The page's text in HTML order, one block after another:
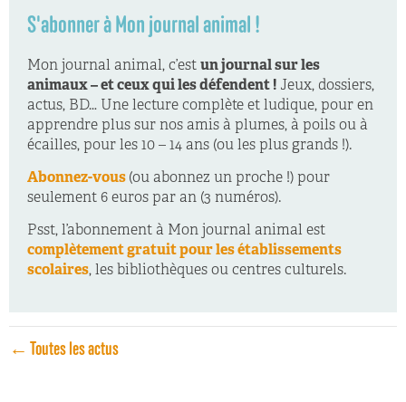
S'abonner à Mon journal animal !
Mon journal animal, c’est un journal sur les
animaux – et ceux qui les défendent ! Jeux, dossiers,
actus, BD… Une lecture complète et ludique, pour en
apprendre plus sur nos amis à plumes, à poils ou à
écailles, pour les 10 – 14 ans (ou les plus grands !).
Abonnez-vous (ou abonnez un proche !) pour
seulement 6 euros par an (3 numéros).
Psst, l’abonnement à Mon journal animal est
complètement gratuit pour les établissements
scolaires, les bibliothèques ou centres culturels.
← Toutes les actus